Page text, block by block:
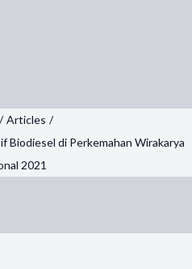
/ Articles /
Biodiesel di Perkemahan Wirakarya
2021